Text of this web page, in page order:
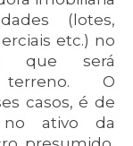
(lotes,
etc.) no
que será
O
casos, é de
ativo da